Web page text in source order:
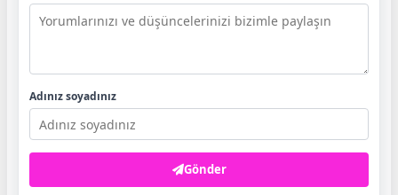
Adınız soyadınız
Gönder